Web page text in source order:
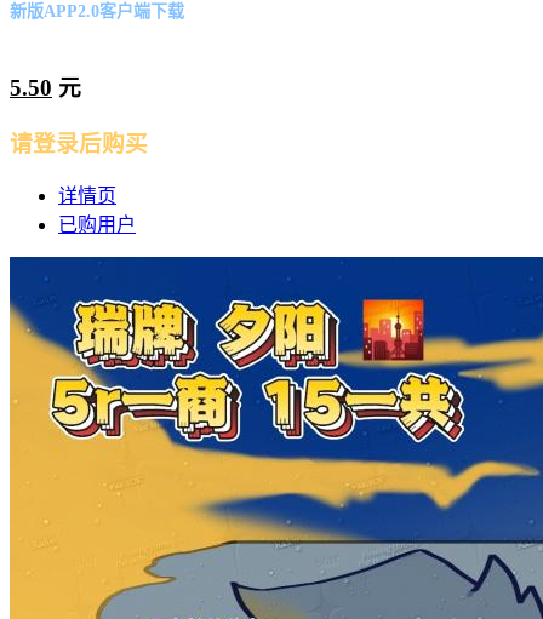
新版APP2.0客户端下载
5.50 元
请登录后购买
详情页
已购用户